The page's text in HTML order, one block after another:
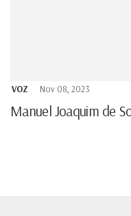
VOZ Nov 08, 2023
Manuel Joaquim de